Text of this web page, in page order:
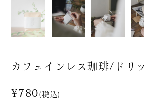
新入荷・再入荷
カフェインレス珈琲/ドリ
¥780 (税込)